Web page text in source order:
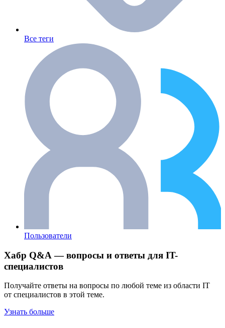
Все теги
Пользователи
Хабр Q&A — вопросы и ответы для IT-
специалистов
Получайте ответы на вопросы по любой теме из области IT
от специалистов в этой теме.
Узнать больше